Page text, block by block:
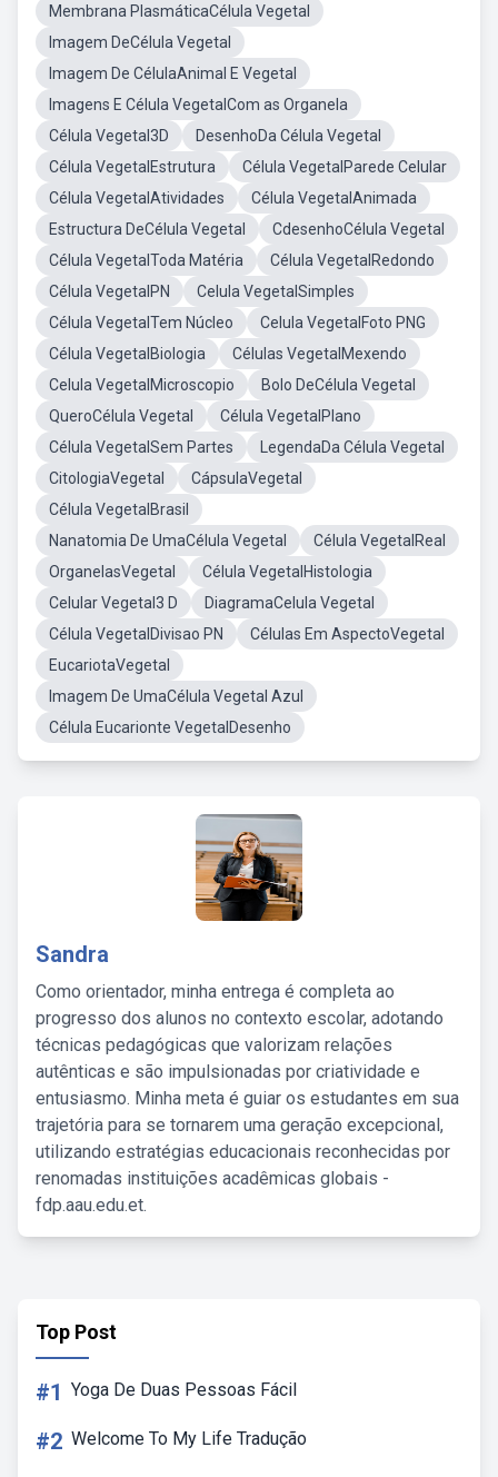
Membrana PlasmáticaCélula Vegetal
Imagem DeCélula Vegetal
Imagem De CélulaAnimal E Vegetal
Imagens E Célula VegetalCom as Organela
Célula Vegetal3D
DesenhoDa Célula Vegetal
Célula VegetalEstrutura
Célula VegetalParede Celular
Célula VegetalAtividades
Célula VegetalAnimada
Estructura DeCélula Vegetal
CdesenhoCélula Vegetal
Célula VegetalToda Matéria
Célula VegetalRedondo
Célula VegetalPN
Celula VegetalSimples
Célula VegetalTem Núcleo
Celula VegetalFoto PNG
Célula VegetalBiologia
Células VegetalMexendo
Celula VegetalMicroscopio
Bolo DeCélula Vegetal
QueroCélula Vegetal
Célula VegetalPlano
Célula VegetalSem Partes
LegendaDa Célula Vegetal
CitologiaVegetal
CápsulaVegetal
Célula VegetalBrasil
Nanatomia De UmaCélula Vegetal
Célula VegetalReal
OrganelasVegetal
Célula VegetalHistologia
Celular Vegetal3 D
DiagramaCelula Vegetal
Célula VegetalDivisao PN
Células Em AspectoVegetal
EucariotaVegetal
Imagem De UmaCélula Vegetal Azul
Célula Eucarionte VegetalDesenho
Sandra
Como orientador, minha entrega é completa ao
progresso dos alunos no contexto escolar, adotando
técnicas pedagógicas que valorizam relações
autênticas e são impulsionadas por criatividade e
entusiasmo. Minha meta é guiar os estudantes em sua
trajetória para se tornarem uma geração excepcional,
utilizando estratégias educacionais reconhecidas por
renomadas instituições acadêmicas globais -
fdp.aau.edu.et.
Top Post
#1 Yoga De Duas Pessoas Fácil
#2 Welcome To My Life Tradução